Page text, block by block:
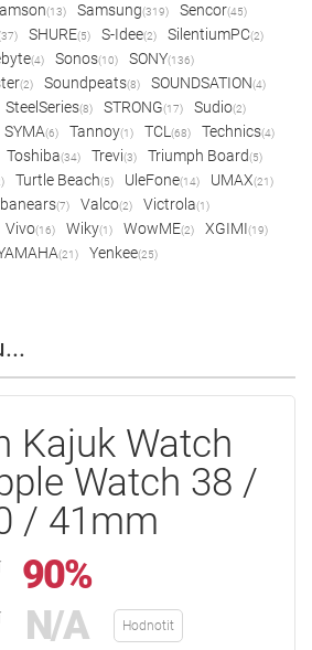
(13) Samsung(319) Sencor(45)
SHURE(5) S-Idee(2) SilentiumPC(2)
(4) Sonos(10) SONY(136)
(2) Soundpeats(8) SOUNDSATION(4)
SteelSeries(8) STRONG(17) Sudio(2)
SYMA(6) Tannoy(1) TCL (68) Technics(4)
Toshiba(34) Trevi(3) Triumph Board(5)
Turtle Beach(5) UleFone(14) UMAX(21)
(7) Valco(2) Victrola(1)
Vivo(16) Wiky(1) WowME(2) XGIMI(19)
(21) Yenkee(25)
Kajuk Watch
Watch 38 /
/ 41mm
90%
N/A Hodnotit